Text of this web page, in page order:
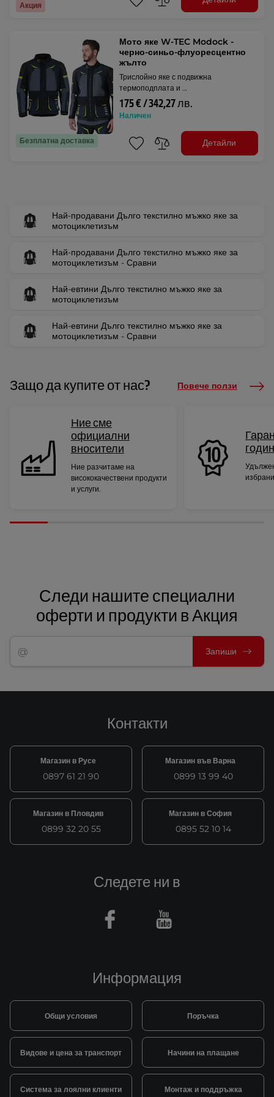
Акция
Безплатна доставка
Мото яке W-TEC Modock -
черно-синьо-флуоресцентно
жълто
Трислойно яке с подвижна
термоподплата и …
175 € / 342,27 лв.
Наличен
Детайли
Най-продавани Дълго текстилно мъжко яке за
мотоциклетизъм
Най-продавани Дълго текстилно мъжко яке за
мотоциклетизъм - Сравни
Най-евтини Дълго текстилно мъжко яке за
мотоциклетизъм
Най-евтини Дълго текстилно мъжко яке за
мотоциклетизъм - Сравни
Защо да купите от нас? Повече ползи
Ние сме
официални
вносители
Ние разчитаме на
висококачествени продукти
и услуги.
Следи нашите специални
оферти и продукти в Акция
Запиши
Контакти
Магазин в Русе
0897 61 21 90
Магазин във Варна
0899 13 99 40
Магазин в Пловдив
0899 32 20 55
Магазин в София
0895 52 10 14
Информация
Общи условия Поръчка
Видове и цена за транспорт Начини на плащане
Система за лоялни клиенти Монтаж и поддръжка
Следете ни в
Facebook Youtube